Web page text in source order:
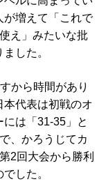
が増えて「これで
え」みたいな批
した。
から時間があり
本代表は初戦のオ
は「31-35」と
、かろうじてカ
2回大会から勝利
した。